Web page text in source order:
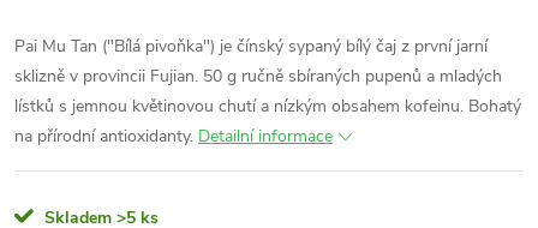
Pai Mu Tan ("Bílá pivoňka") je čínský sypaný bílý čaj z první jarní
sklizně v provincii Fujian. 50 g ručně sbíraných pupenů a mladých
lístků s jemnou květinovou chutí a nízkým obsahem kofeinu. Bohatý
na přírodní antioxidanty. Detailní informace
Skladem >5 ks